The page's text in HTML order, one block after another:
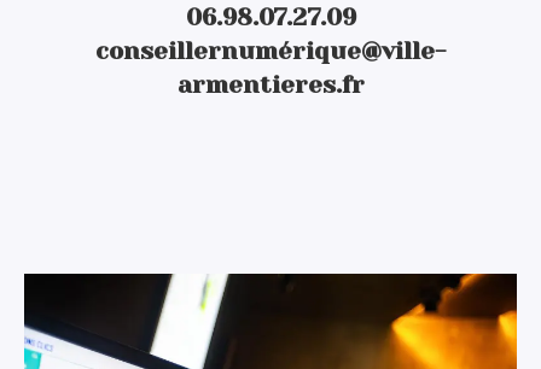
06.98.07.27.09
conseillernumérique@ville-
armentieres.fr